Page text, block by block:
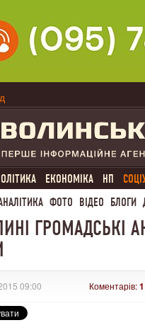
ЕКОНОМІКА НП
ФОТО ВІДЕО БЛОГИ
ГРОМАДСЬКІ
09:00 Коментарів:1